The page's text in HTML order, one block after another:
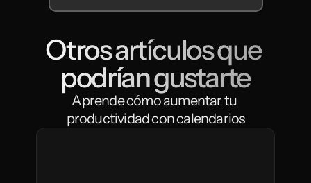
Otros artículos que
podrían gustarte
Aprende cómo aumentar tu
productividad con calendarios